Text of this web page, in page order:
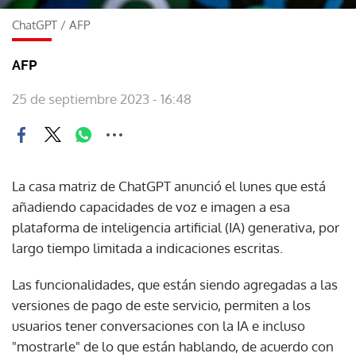
ChatGPT / AFP
AFP
25 de septiembre 2023 - 16:48
La casa matriz de ChatGPT anunció el lunes que está
añadiendo capacidades de voz e imagen a esa
plataforma de inteligencia artificial (IA) generativa, por
largo tiempo limitada a indicaciones escritas.
Las funcionalidades, que están siendo agregadas a las
versiones de pago de este servicio, permiten a los
usuarios tener conversaciones con la IA e incluso
"mostrarle" de lo que están hablando, de acuerdo con